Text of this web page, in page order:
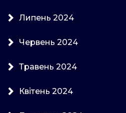
Липень 2024
Червень 2024
Травень 2024
Квітень 2024